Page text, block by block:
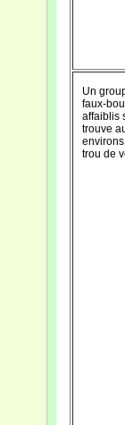
Un
faux-
affaiblis
trouve
trou de